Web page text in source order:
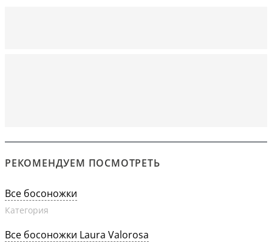
РЕКОМЕНДУЕМ ПОСМОТРЕТЬ
Все босоножки
Категория
Все босоножки Laura Valorosa